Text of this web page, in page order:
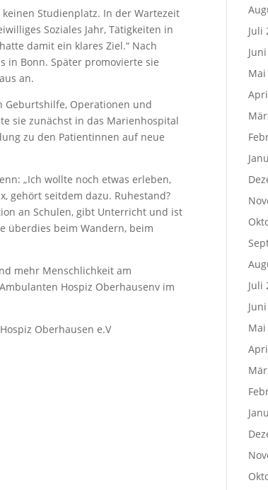
Studienplatz. In der Wartezeit
Soziales Jahr, Tätigkeiten in
damit ein klares Ziel.“ Nach
in Bonn. Später promovierte sie
an.
Geburtshilfe, Operationen und
sie zunächst in das Marienhospital
zu den Patientinnen auf neue
„Ich wollte noch etwas erleben,
gehört seitdem dazu. Ruhestand?
an Schulen, gibt Unterricht und ist
überdies beim Wandern, beim
mehr Menschlichkeit am
Hospiz Oberhausenv im
Oberhausen e.V
Juli
Mai
Juli
Mai